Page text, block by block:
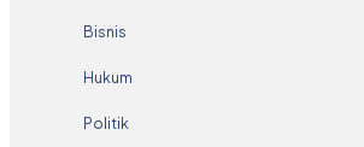
Bisnis
Hukum
Politik